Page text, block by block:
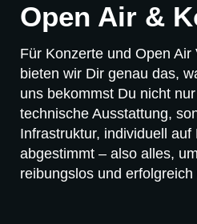
Open Air &
Für Konzerte und Open Air
bieten wir Dir genau das,
uns bekommst Du nicht
technische Ausstattung,
Infrastruktur, individuell auf
abgestimmt – also alles,
reibungslos und